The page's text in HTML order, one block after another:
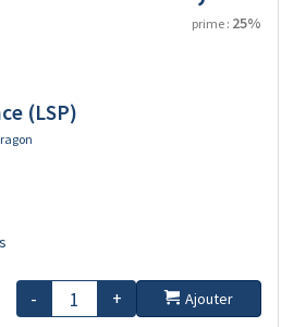
prime : 25%
(LSP)
- + Ajouter